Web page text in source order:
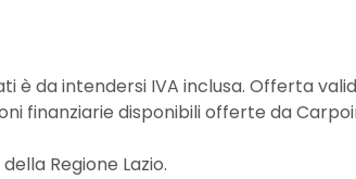
è da intendersi IVA inclusa. Offerta
finanziarie disponibili offerte da
Regione Lazio.